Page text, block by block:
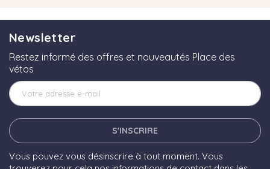
Newsletter
Restez informé des offres et nouveautés Place des
vétos
S'INSCRIRE
Vous pouvez vous désinscrire à tout moment. Vous